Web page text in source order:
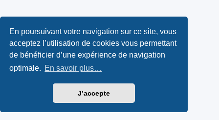
En poursuivant votre navigation sur ce site, vous
acceptez l’utilisation de cookies vous permettant
de bénéficier d’une expérience de navigation
optimale. En savoir plus…
J’accepte